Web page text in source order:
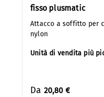
fisso plusmatic
Attacco a soffitto per
nylon
Unità di vendita più
Da 20,80 €